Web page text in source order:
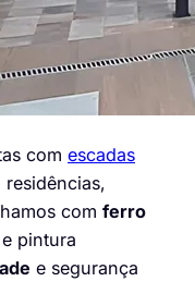
com escadas
residências,
com ferro
pintura
e segurança